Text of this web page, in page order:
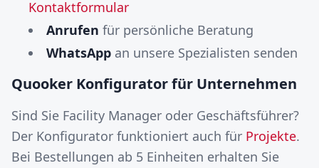
Kontaktformular
Anrufen für persönliche Beratung
WhatsApp an unsere Spezialisten senden
Quooker Konfigurator für Unternehmen
Sind Sie Facility Manager oder Geschäftsführer?
Der Konfigurator funktioniert auch für Projekte.
Bei Bestellungen ab 5 Einheiten erhalten Sie